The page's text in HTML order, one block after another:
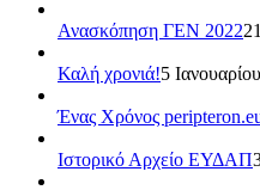
Ανασκόπηση ΓΕΝ 2022
Καλή χρονιά!5
Ένας Χρόνος
Ιστορικό Αρχείο ΕΥΔΑΠ